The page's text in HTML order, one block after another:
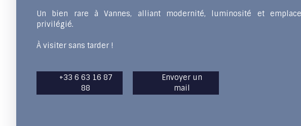
Un bien rare à Vannes, alliant modernité, luminosité et
privilégié.
À visiter sans tarder !
+33 6 63 16 87
88
Envoyer un
mail